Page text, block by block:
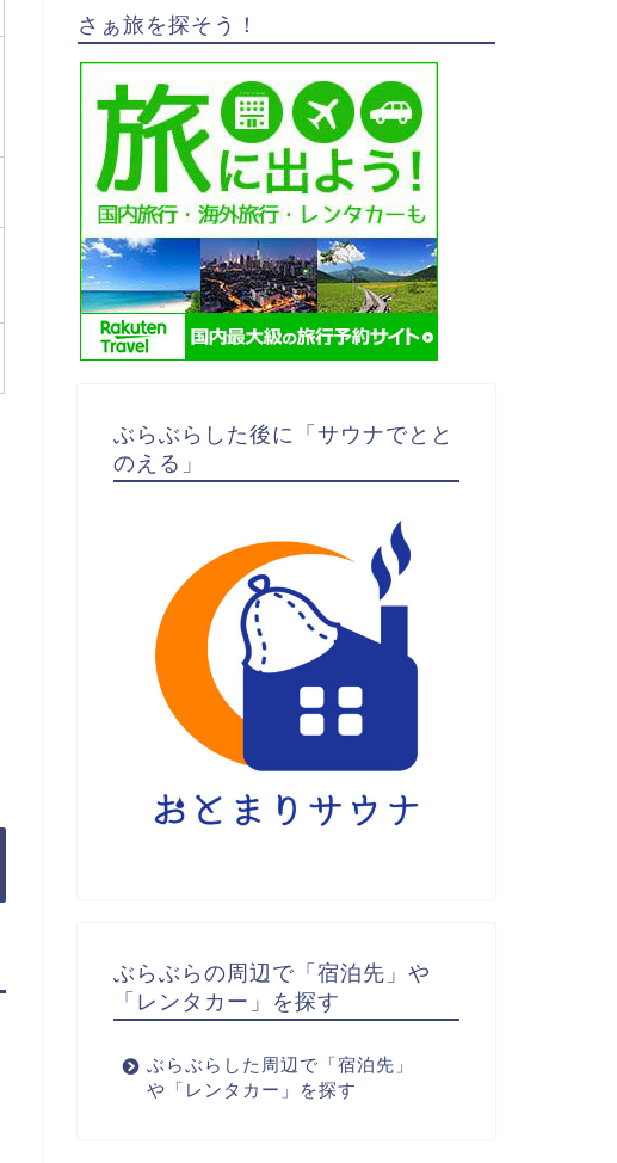
さぁ旅を探そう！
ぶらぶらした後に「サウナでとと
のえる」
ぶらぶらの周辺で「宿泊先」や
「レンタカー」を探す
ぶらぶらした周辺で「宿泊先」
や「レンタカー」を探す